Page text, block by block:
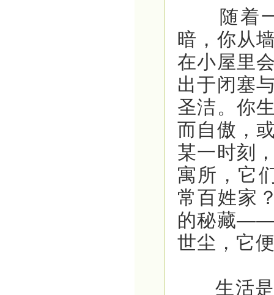
随着一
暗，你从
在小屋里
出于闭塞
圣洁。你
而自傲，
某一时刻
寓所，它
常百姓家
的秘藏——
世尘，它
生活是